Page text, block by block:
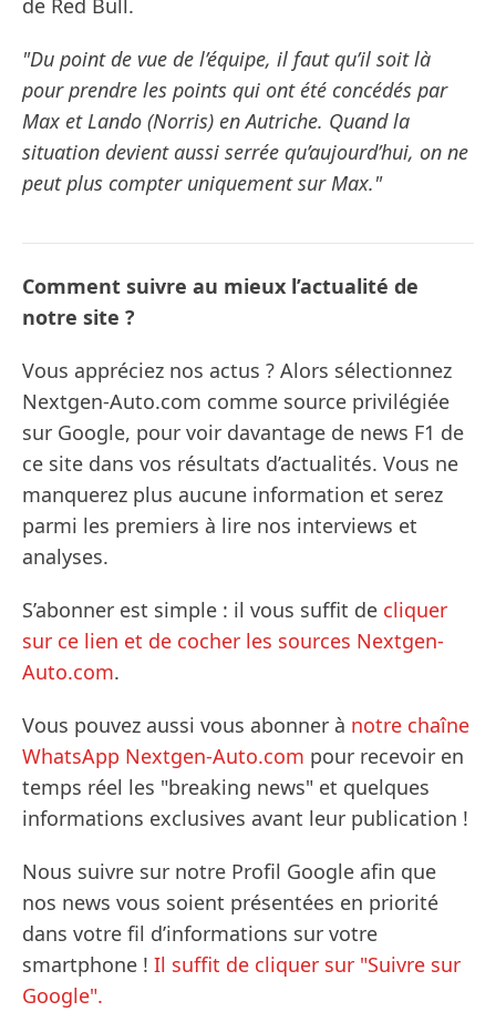
de Red Bull.
"Du point de vue de l’équipe, il faut qu’il soit là
pour prendre les points qui ont été concédés par
Max et Lando (Norris) en Autriche. Quand la
situation devient aussi serrée qu’aujourd’hui, on ne
peut plus compter uniquement sur Max."
Comment suivre au mieux l’actualité de
notre site ?
Vous appréciez nos actus ? Alors sélectionnez
Nextgen-Auto.com comme source privilégiée
sur Google, pour voir davantage de news F1 de
ce site dans vos résultats d’actualités. Vous ne
manquerez plus aucune information et serez
parmi les premiers à lire nos interviews et
analyses.
S’abonner est simple : il vous suffit de cliquer
sur ce lien et de cocher les sources Nextgen-
Auto.com.
Vous pouvez aussi vous abonner à notre chaîne
WhatsApp Nextgen-Auto.com pour recevoir en
temps réel les "breaking news" et quelques
informations exclusives avant leur publication !
Nous suivre sur notre Profil Google afin que
nos news vous soient présentées en priorité
dans votre fil d’informations sur votre
smartphone ! Il suffit de cliquer sur "Suivre sur
Google".